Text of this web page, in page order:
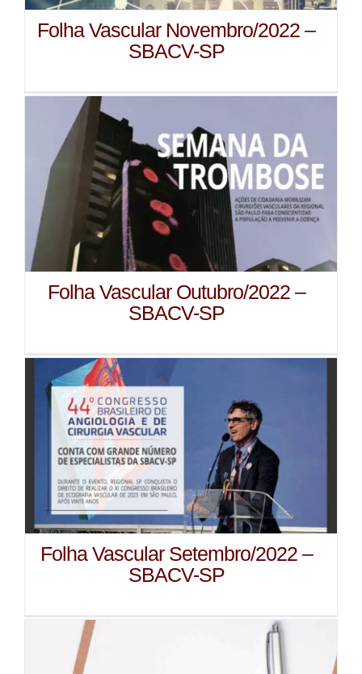
Folha Vascular Novembro/2022 –
SBACV-SP
Folha Vascular Outubro/2022 –
SBACV-SP
Folha Vascular Setembro/2022 –
SBACV-SP